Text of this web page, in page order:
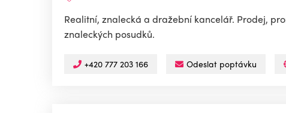
Realitní, znalecká a dražební kancelář. Prodej,
znaleckých posudků.
+420 777 203 166 Odeslat poptávku